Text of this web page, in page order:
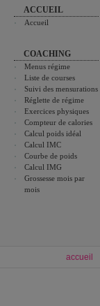
ACCUEIL
Accueil
COACHING
Menus régime
Liste de courses
Suivi des mensurations
Réglette de régime
Exercices physiques
Compteur de calories
Calcul poids idéal
Calcul IMC
Courbe de poids
Calcul IMG
Grossesse mois par
mois
accueil